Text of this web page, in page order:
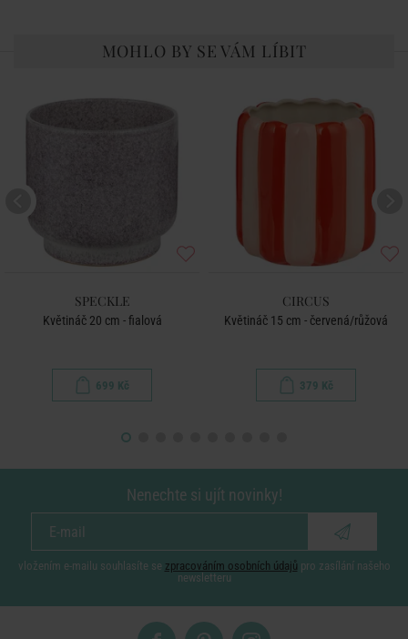
MOHLO BY SE VÁM LÍBIT
SPECKLE
Květináč 20 cm - fialová
699 Kč
CIRCUS
Květináč 15 cm - červená/růžová
379 Kč
Nenechte si ujít novinky!
vložením e-mailu souhlasíte se zpracováním osobních údajů pro zasílání našeho
newsletteru